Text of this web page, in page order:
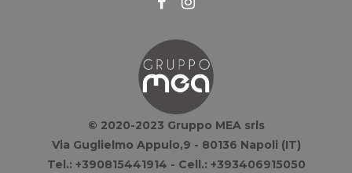
© 2020-2023 Gruppo MEA srls
Via Guglielmo Appulo,9 - 80136 Napoli (IT)
Tel.: +390815441914 - Cell.: +393406915050